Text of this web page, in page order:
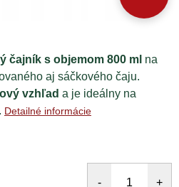
čajník s objemom 800 ml na
aj sáčkového čaju.
vzhľad a je ideálny na
Detailné informácie